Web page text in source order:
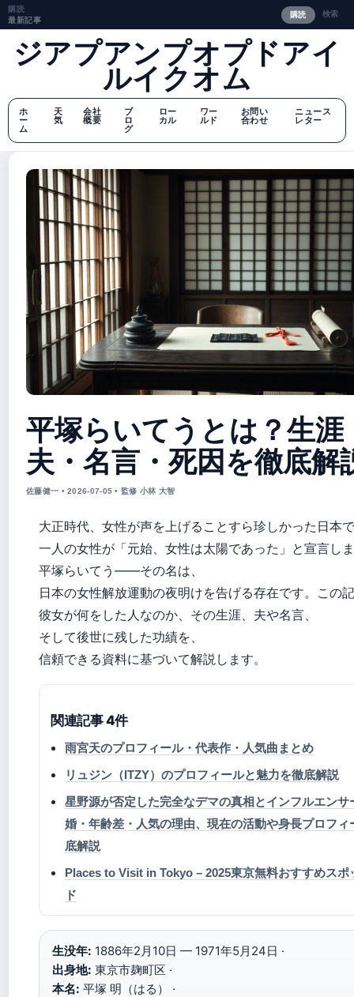
購読
最新記事
購読 検索
ジアプアンプオプドアイ
ルイクオム
ホ
ー
ム
天
気
会社
概要
ブ
ロ
グ
ロー
カル
ワー
ルド
お問い
合わせ
ニュース
レター
平塚らいてうとは？生涯
夫・名言・死因を徹底解
佐藤健一 • 2026-07-05 • 監修 小林 大智
大正時代、女性が声を上げることすら珍しかった日本
一人の女性が「元始、女性は太陽であった」と宣言し
平塚らいてう——その名は、
日本の女性解放運動の夜明けを告げる存在です。この
彼女が何をした人なのか、その生涯、夫や名言、
そして後世に残した功績を、
信頼できる資料に基づいて解説します。
関連記事 4件
雨宮天のプロフィール・代表作・人気曲まとめ
リュジン（ITZY）のプロフィールと魅力を徹底解説
星野源が否定した完全なデマの真相とインフルエンサ
婚・年齢差・人気の理由、現在の活動や身長プロフィ
底解説
Places to Visit in Tokyo – 2025東京無料おすすめスポ
ド
生没年: 1886年2月10日 — 1971年5月24日 ·
出身地: 東京市麹町区 ·
本名: 平塚 明（はる） ·